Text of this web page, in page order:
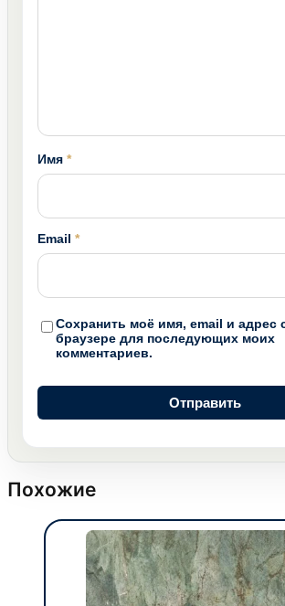
Имя *
Email *
Сохранить моё имя, email и адрес
браузере для последующих моих
комментариев.
Похожие